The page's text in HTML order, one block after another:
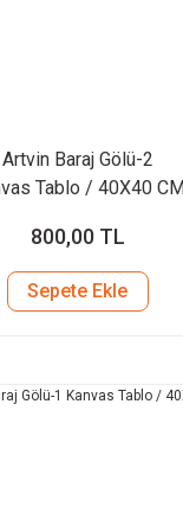
Artvin Baraj Gölü-2
Tablo / 40X40 CM
800,00 TL
Sepete Ekle